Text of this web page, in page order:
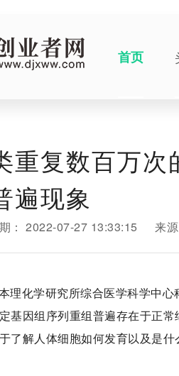
首页
重复数百万
遍现象
： 2022-07-27 13:33:15 来源
理化学研究所综合医学科学中
基因组序列重组普遍存在于正
了解人体细胞如何发育以及是什